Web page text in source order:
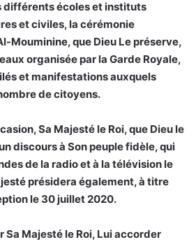
différents écoles et instituts
et civiles, la cérémonie
Mouminine, que Dieu Le préserve,
organisée par la Garde Royale,
et manifestations auxquels
de citoyens.
Sa Majesté le Roi, que Dieu le
discours à Son peuple fidèle, qui
de la radio et à la télévision le
présidera également, à titre
le 30 juillet 2020.
Sa Majesté le Roi, Lui accorder